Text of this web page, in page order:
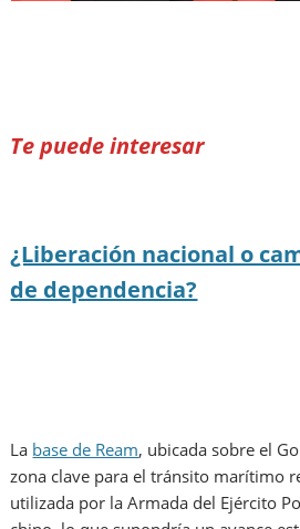
Te puede interesar
¿Liberación nacional o
de dependencia?
La base de Ream, ubicada sobre el
zona clave para el tránsito marítimo
utilizada por la Armada del Ejército